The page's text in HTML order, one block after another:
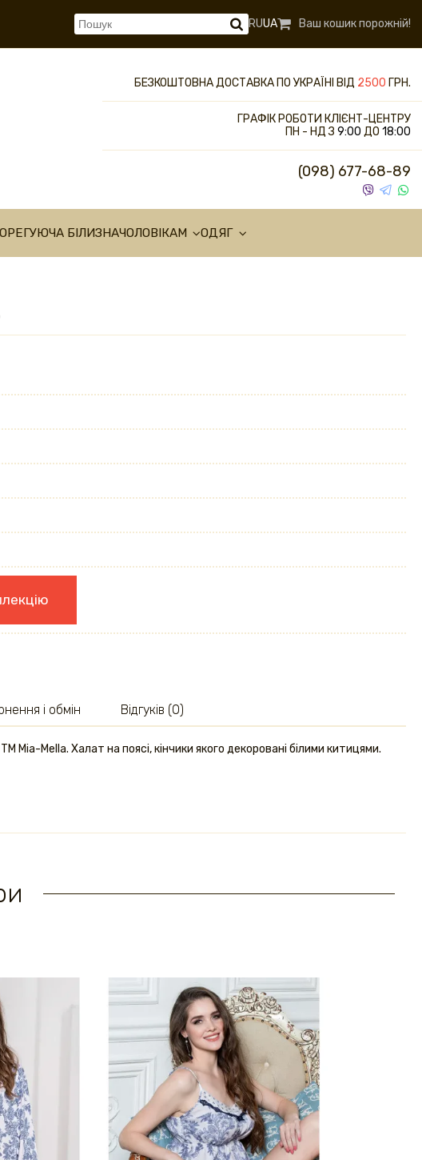
RUUA Ваш кошик порожній!
БЕЗКОШТОВНА ДОСТАВКА ПО УКРАЇНІ ВІД 2500 ГРН.
ГРАФІК РОБОТИ КЛІЄНТ-ЦЕНТРУ
ПН - НД З 9:00 ДО 18:00
(098) 677-68-89
БІЛИЗНАЧОЛОВІКАМ ОДЯГ
Mia-Mella. Халат на поясі, кінчики якого декоровані білими китицями.
і обмін Відгуків (0)